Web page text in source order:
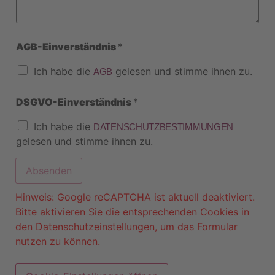
AGB-Einverständnis *
Ich habe die AGB gelesen und stimme ihnen zu.
DSGVO-Einverständnis *
Ich habe die DATENSCHUTZBESTIMMUNGEN
gelesen und stimme ihnen zu.
Absenden
Hinweis: Google reCAPTCHA ist aktuell deaktiviert.
Bitte aktivieren Sie die entsprechenden Cookies in
den Datenschutzeinstellungen, um das Formular
nutzen zu können.